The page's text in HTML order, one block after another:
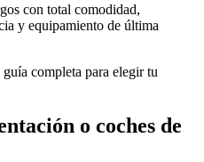
con total comodidad,
y equipamiento de última
o coches de